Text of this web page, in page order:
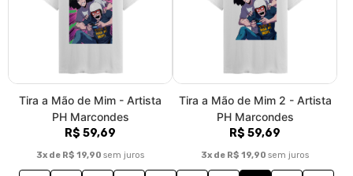
Tira a Mão de Mim - Artista
PH Marcondes
R$ 59,69
3x de R$ 19,90 sem juros
Tira a Mão de Mim 2 - Artista
PH Marcondes
R$ 59,69
3x de R$ 19,90 sem juros